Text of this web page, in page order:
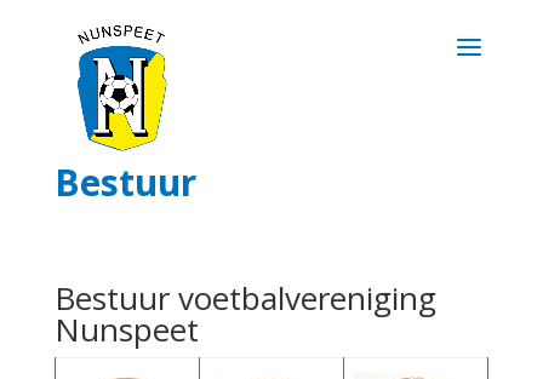
Bestuur
Bestuur voetbalvereniging
Nunspeet